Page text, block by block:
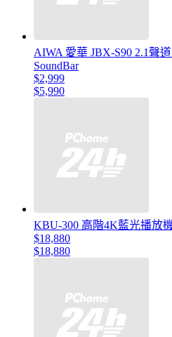
AIWA 愛華 JBX-S90 2.1聲
SoundBar
$2,999
$5,990
KBU-300 高階4K藍光播放
$18,880
$18,880